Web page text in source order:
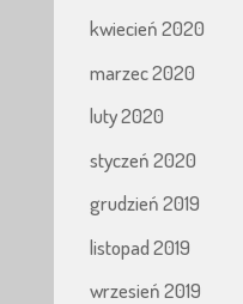
kwiecień 2020
marzec 2020
luty 2020
styczeń 2020
grudzień 2019
listopad 2019
wrzesień 2019